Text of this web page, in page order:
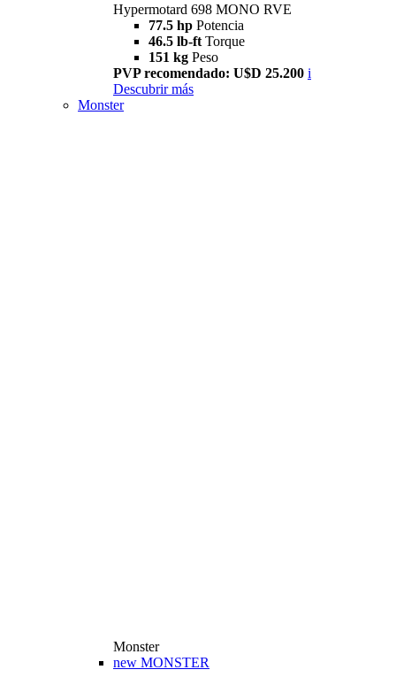
Hypermotard 698 MONO RVE
77.5 hp Potencia
46.5 lb-ft Torque
151 kg Peso
PVP recomendado: U$D 25.200 i
Descubrir más
Monster
Monster
new MONSTER